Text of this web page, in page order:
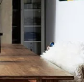
Publi Reportage
D'hôtes